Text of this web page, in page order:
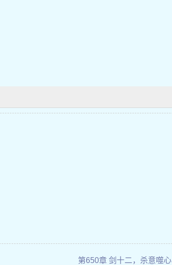
第650章 剑十二，杀意噬心